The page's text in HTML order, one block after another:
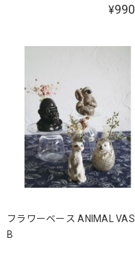
¥990
フラワーベース ANIMAL
B